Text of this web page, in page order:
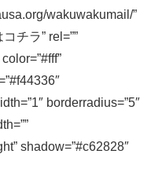
wakuwakumail/”
チラ” rel=””
borderradius=”5″
shadow=”#c62828″